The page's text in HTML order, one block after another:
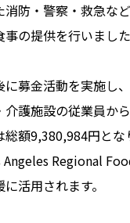
防・警察・救急な
の提供を行いました
に募金活動を実施し
護施設の従業員から
額9,380,984円とな
Regional
活用されます。